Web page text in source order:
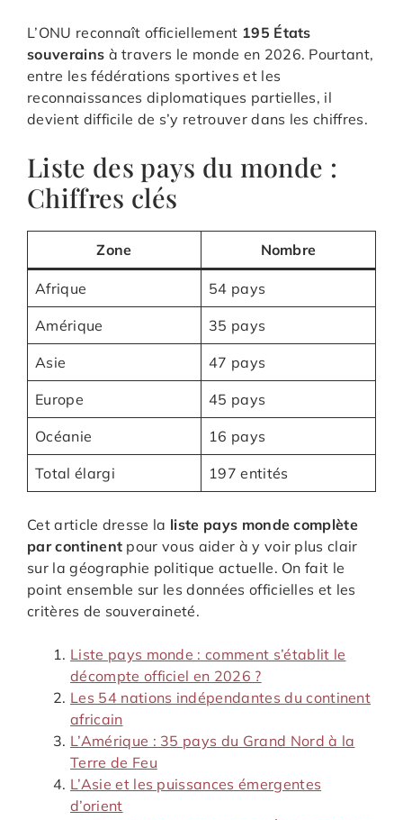
L’ONU reconnaît officiellement 195 États
souverains à travers le monde en 2026. Pourtant,
entre les fédérations sportives et les
reconnaissances diplomatiques partielles, il
devient difficile de s’y retrouver dans les chiffres.
Liste des pays du monde :
Chiffres clés
Zone Nombre
Afrique 54 pays
Amérique 35 pays
Asie 47 pays
Europe 45 pays
Océanie 16 pays
Total élargi 197 entités
Cet article dresse la liste pays monde complète
par continent pour vous aider à y voir plus clair
sur la géographie politique actuelle. On fait le
point ensemble sur les données officielles et les
critères de souveraineté.
Liste pays monde : comment s’établit le
décompte officiel en 2026 ?
Les 54 nations indépendantes du continent
africain
L’Amérique : 35 pays du Grand Nord à la
Terre de Feu
L’Asie et les puissances émergentes
d’orient